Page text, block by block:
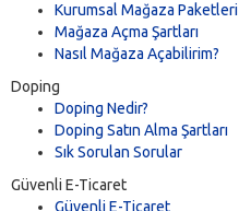
Kurumsal Mağaza Paketleri
Mağaza Açma Şartları
Nasıl Mağaza Açabilirim?
Doping
Doping Nedir?
Doping Satın Alma Şartları
Sık Sorulan Sorular
Güvenli E-Ticaret
Güvenli E-Ticaret